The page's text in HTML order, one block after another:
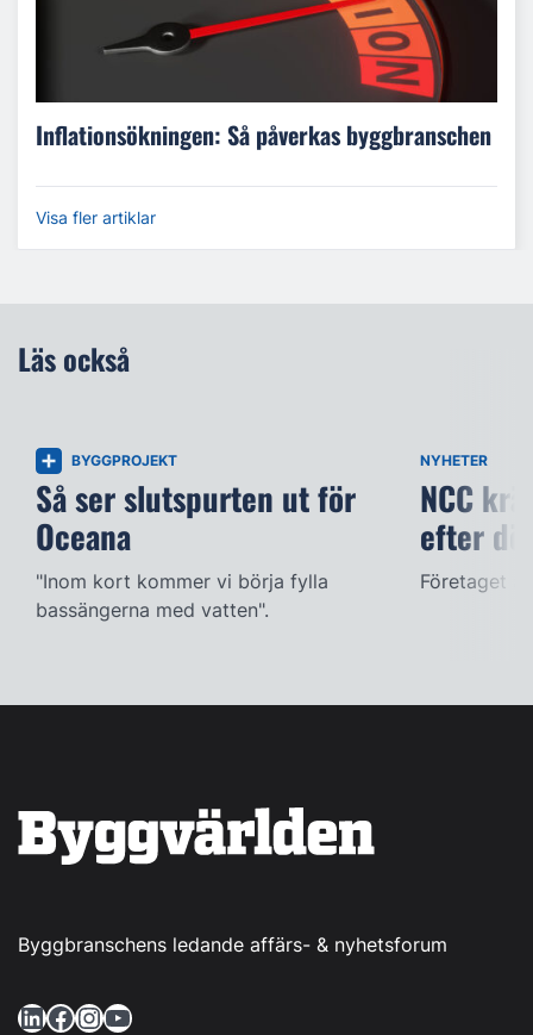
Inflationsökningen: Så påverkas byggbranschen
Visa fler artiklar
Läs också
BYGGPROJEKT
Så ser slutspurten ut för
Oceana
"Inom kort kommer vi börja fylla
bassängerna med vatten".
NYHETER
NCC
efter
Företaget
Byggbranschens ledande affärs- & nyhetsforum
LinkedIn Facebook InstagramYouTube